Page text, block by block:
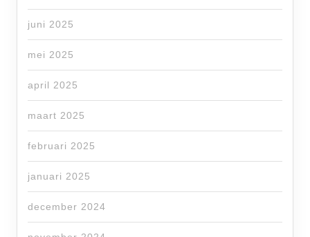
juni 2025
mei 2025
april 2025
maart 2025
februari 2025
januari 2025
december 2024